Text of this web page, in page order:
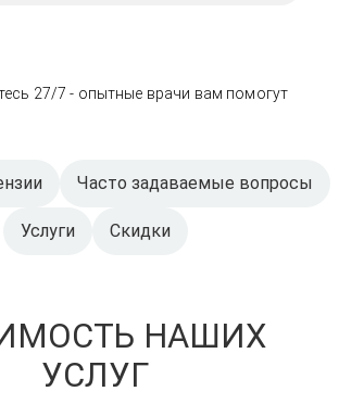
27/7 - опытные врачи вам помогут
Часто задаваемые вопросы
Услуги Скидки
НАШИХ
УСЛУГ